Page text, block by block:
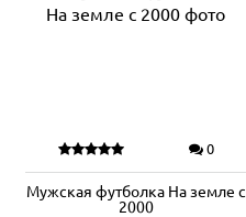
0
Мужская футболка На земле с
2000